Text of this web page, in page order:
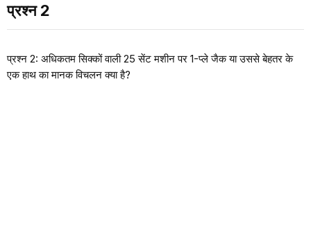
प्रश्न 2
प्रश्न 2: अधिकतम सिक्कों वाली 25 सेंट मशीन पर 1-प्ले जैक या उससे बेहतर के
एक हाथ का मानक विचलन क्या है?